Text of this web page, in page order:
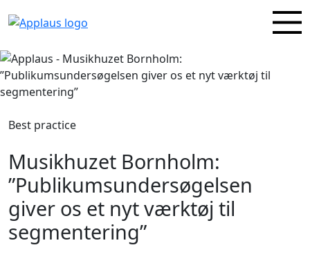
Best practice
Musikhuzet Bornholm:
”Publikumsundersøgelsen
giver os et nyt værktøj til
segmentering”